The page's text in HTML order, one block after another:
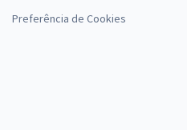
Preferência de Cookies